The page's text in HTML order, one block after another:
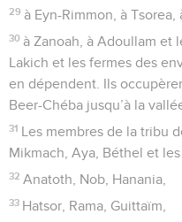
29 à Eyn-Rimmon, à Tsorea,
30 à Zanoah, à Adoullam et
Lakich et les fermes des
en dépendent. Ils
Beer-Chéba jusqu’à la
31 Les membres de la tribu
Mikmach, Aya, Béthel et
32 Anatoth, Nob, Hanania,
33 Hatsor, Rama, Guittaïm,